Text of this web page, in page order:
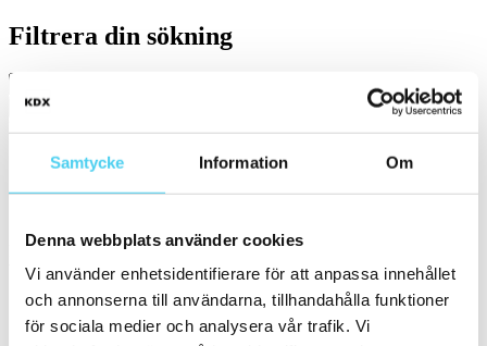
Samtycke Information Om
Denna webbplats använder cookies
Vi använder enhetsidentifierare för att anpassa innehållet
och annonserna till användarna, tillhandahålla funktioner
för sociala medier och analysera vår trafik. Vi
Filtrera din sökning
Ställ in filter: Kategori
Leverantör
Välj önskad leverantör:
El Barco